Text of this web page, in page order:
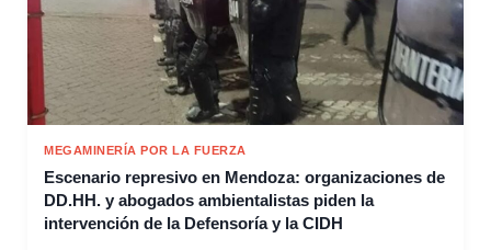
MEGAMINERÍA POR LA FUERZA
Escenario represivo en Mendoza: organizaciones de
DD.HH. y abogados ambientalistas piden la
intervención de la Defensoría y la CIDH